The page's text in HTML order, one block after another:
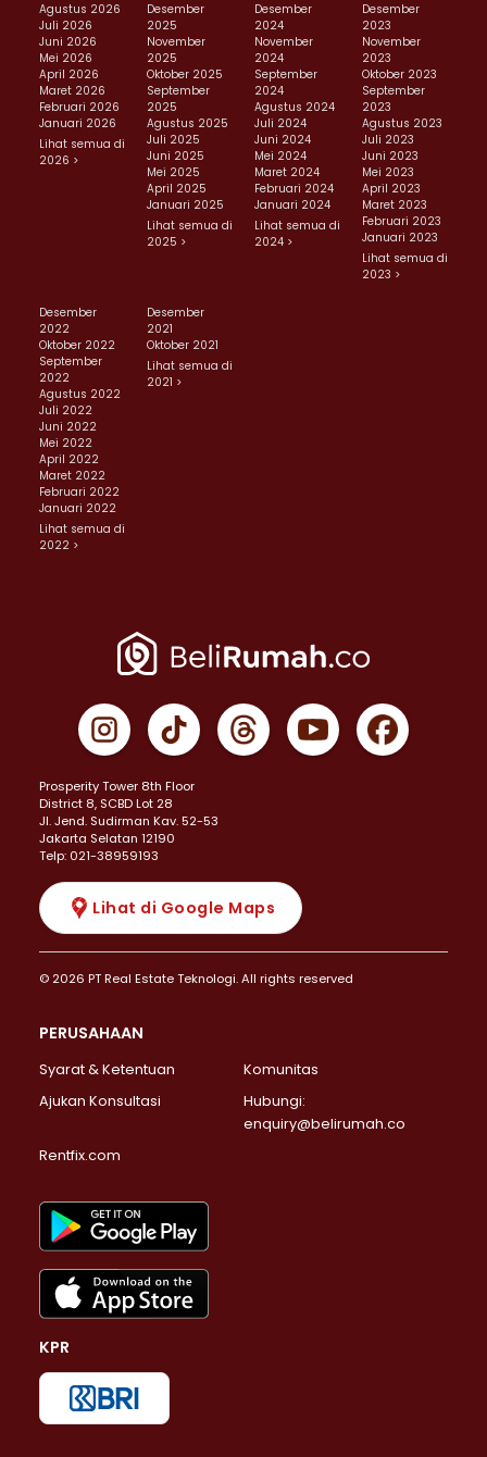
Agustus 2026
Juli 2026
Juni 2026
Mei 2026
April 2026
Maret 2026
Februari 2026
Januari 2026
Lihat semua di
2026 >
Desember
2025
November
2025
Oktober 2025
September
2025
Agustus 2025
Juli 2025
Juni 2025
Mei 2025
April 2025
Januari 2025
Lihat semua di
2025 >
Desember
2024
November
2024
September
2024
Agustus 2024
Juli 2024
Juni 2024
Mei 2024
Maret 2024
Februari 2024
Januari 2024
Lihat semua di
2024 >
Desember
2023
November
2023
Oktober 2023
September
2023
Agustus 2023
Juli 2023
Juni 2023
Mei 2023
April 2023
Maret 2023
Februari 2023
Januari 2023
Lihat semua di
2023 >
Desember
2022
Oktober 2022
September
2022
Agustus 2022
Juli 2022
Juni 2022
Mei 2022
April 2022
Maret 2022
Februari 2022
Januari 2022
Lihat semua di
2022 >
Desember
2021
Oktober 2021
Lihat semua di
2021 >
Prosperity Tower 8th Floor
District 8, SCBD Lot 28
JI. Jend. Sudirman Kav. 52-53
Jakarta Selatan 12190
Telp: 021-38959193
Lihat di Google Maps
© 2026 PT Real Estate Teknologi. All rights reserved
PERUSAHAAN
Syarat & Ketentuan
Komunitas
Ajukan Konsultasi
Hubungi:
enquiry@belirumah.co
Rentfix.com
KPR